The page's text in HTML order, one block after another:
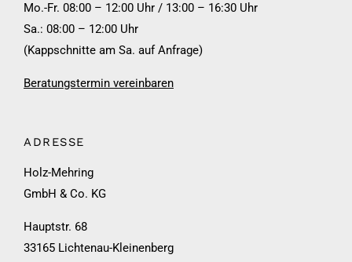
Mo.-Fr. 08:00 – 12:00 Uhr / 13:00 – 16:30 Uhr
Sa.: 08:00 – 12:00 Uhr
(Kappschnitte am Sa. auf Anfrage)
Beratungstermin vereinbaren
ADRESSE
Holz-Mehring
GmbH & Co. KG
Hauptstr. 68
33165 Lichtenau-Kleinenberg